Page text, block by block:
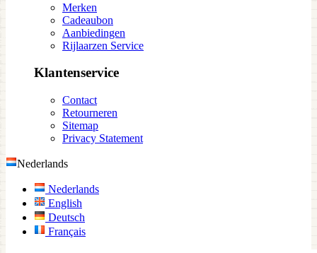
Merken
Cadeaubon
Aanbiedingen
Rijlaarzen Service
Klantenservice
Contact
Retourneren
Sitemap
Privacy Statement
Nederlands
Nederlands
English
Deutsch
Français